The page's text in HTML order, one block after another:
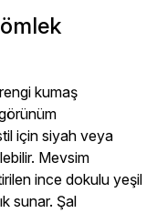
kumaş
için siyah veya
Mevsim
ince dokulu yeşil
sunar. Şal